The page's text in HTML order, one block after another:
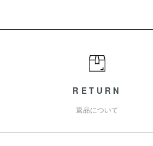
RETURN
返品について